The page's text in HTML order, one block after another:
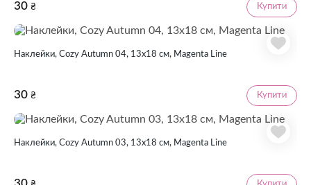
30 ₴ Купити
Наклейки, Cozy Autumn 04, 13х18 см, Magenta Line
30 ₴ Купити
Наклейки, Cozy Autumn 03, 13х18 см, Magenta Line